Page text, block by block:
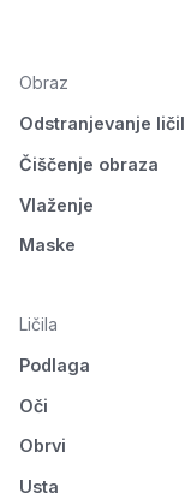
Obraz
Odstranjevanje ličil
Čiščenje obraza
Vlaženje
Maske
Ličila
Podlaga
Oči
Obrvi
Usta